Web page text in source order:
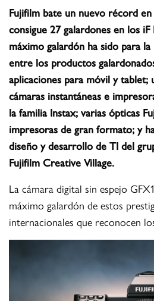
Fujifilm bate un nuevo récord
consigue 27 galardones en los
máximo galardón ha sido para
entre los productos
aplicaciones para móvil y tablet;
cámaras instantáneas e
la familia Instax; varias ópticas
impresoras de gran formato; y
diseño y desarrollo de TI del
Fujifilm Creative Village.
La cámara digital sin espejo
máximo galardón de estos
internacionales que reconocen